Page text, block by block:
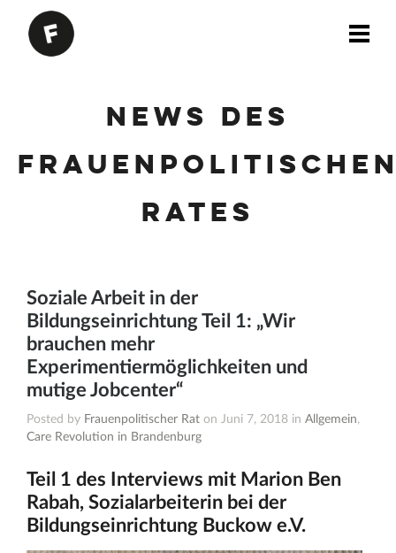
News des
Rates
Soziale Arbeit in der
Bildungseinrichtung Teil 1: „Wir
brauchen mehr
Experimentiermöglichkeiten und
mutige Jobcenter“
Posted by Frauenpolitischer Rat on Juni 7, 2018 inAllgemein,
Care Revolution in Brandenburg
Teil 1 des Interviews mit Marion Ben
Rabah, Sozialarbeiterin bei der
Bildungseinrichtung Buckow e.V.